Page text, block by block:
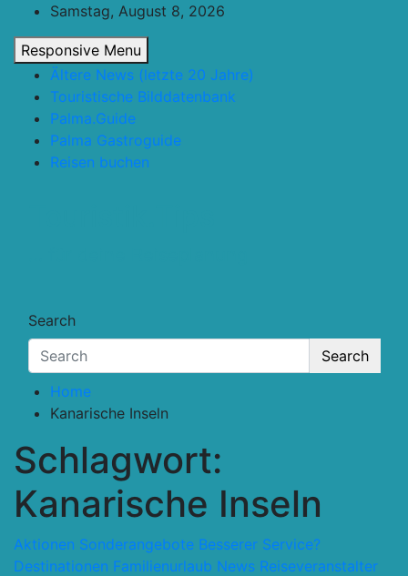
content
Samstag, August 8, 2026
Responsive Menu
Ältere News (letzte 20 Jahre)
Touristische Bilddatenbank
Palma.Guide
Palma Gastroguide
Reisen buchen
Search
Search
Home
Kanarische Inseln
Schlagwort:
Kanarische Inseln
Aktionen Sonderangebote Besserer Service?
Destinationen Familienurlaub News Reiseveranstalter